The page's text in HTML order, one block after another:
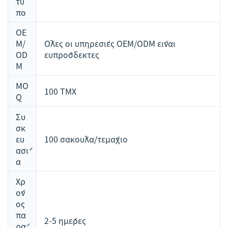
πο
OE
M/
OD
M
Όλες οι υπηρεσίες OEM/ODM είναι
ευπρόσδεκτες
MO
Q
100 ΤΜΧ
Συ
σκ
ευ
ασί
α
100 σακούλα/τεμάχιο
Χρ
όν
ος
πα
2-5 ημέρες